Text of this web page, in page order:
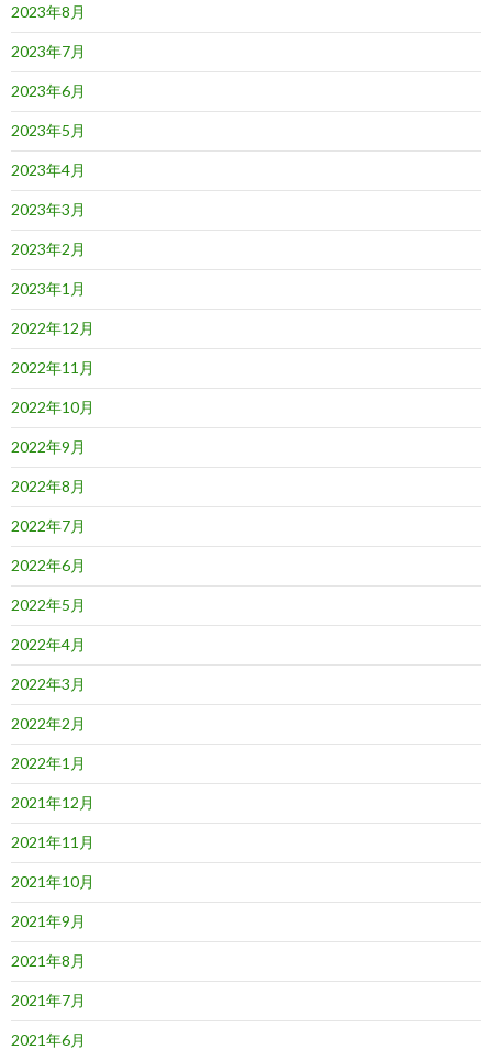
2023年8月
2023年7月
2023年6月
2023年5月
2023年4月
2023年3月
2023年2月
2023年1月
2022年12月
2022年11月
2022年10月
2022年9月
2022年8月
2022年7月
2022年6月
2022年5月
2022年4月
2022年3月
2022年2月
2022年1月
2021年12月
2021年11月
2021年10月
2021年9月
2021年8月
2021年7月
2021年6月